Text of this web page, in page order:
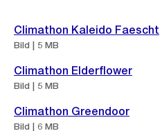
Weitere
Informationen
Climathon Kaleido Faescht
Bild | 5 MB
Climathon Elderflower
Bild | 5 MB
Climathon Greendoor
Bild | 6 MB